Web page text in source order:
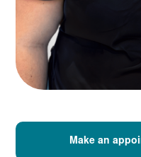
Make an